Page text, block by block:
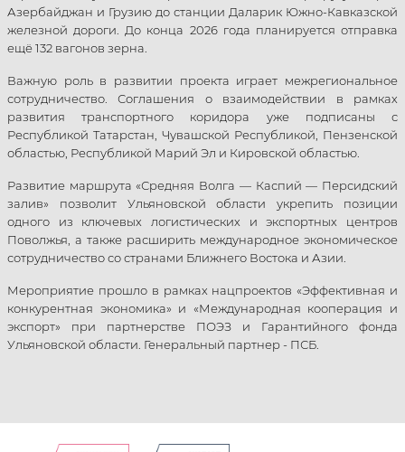
Азербайджан и Грузию до станции Даларик Южно-Кавказской
железной дороги. До конца 2026 года планируется отправка
ещё 132 вагонов зерна.
Важную роль в развитии проекта играет межрегиональное
сотрудничество. Соглашения о взаимодействии в рамках
развития транспортного коридора уже подписаны с
Республикой Татарстан, Чувашской Республикой, Пензенской
областью, Республикой Марий Эл и Кировской областью.
Развитие маршрута «Средняя Волга — Каспий — Персидский
залив» позволит Ульяновской области укрепить позиции
одного из ключевых логистических и экспортных центров
Поволжья, а также расширить международное экономическое
сотрудничество со странами Ближнего Востока и Азии.
Мероприятие прошло в рамках нацпроектов «Эффективная и
конкурентная экономика» и «Международная кооперация и
экспорт» при партнерстве ПОЭЗ и Гарантийного фонда
Ульяновской области. Генеральный партнер - ПСБ.